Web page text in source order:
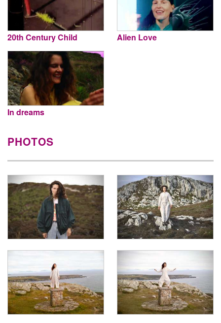
20th Century Child Alien Love
In dreams
PHOTOS